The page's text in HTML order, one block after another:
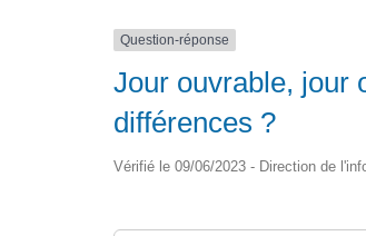
Question-réponse
Jour ouvrable, jour
différences ?
Vérifié le 09/06/2023 - Direction de